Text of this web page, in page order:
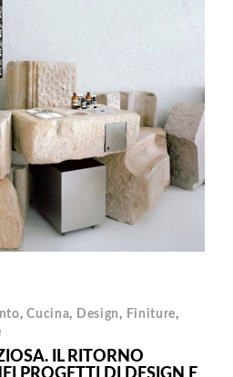
,Cucina, Design, Finiture,
IL RITORNO